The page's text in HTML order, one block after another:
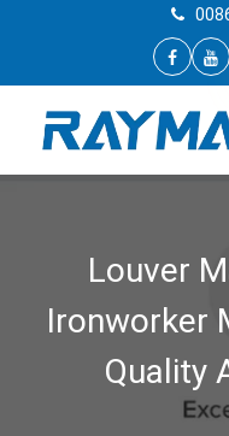
Louver
Ironworker
Quality